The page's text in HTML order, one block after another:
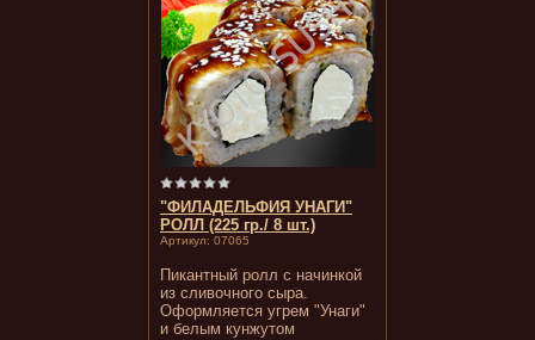
"ФИЛАДЕЛЬФИЯ УНАГИ"
РОЛЛ (225 гр./ 8 шт.)
Артикул: 07065
Пикантный ролл с начинкой
из сливочного сыра.
Оформляется угрем "Унаги"
и белым кунжутом